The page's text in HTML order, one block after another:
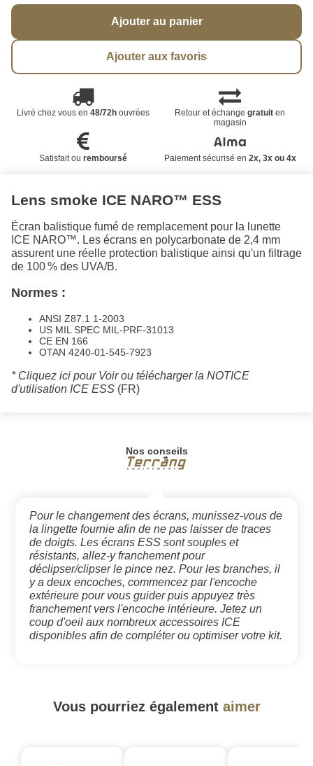
Ajouter au panier
Ajouter aux favoris
Livré chez vous en 48/72houvrées Retour et échangegratuit en
magasin
Satisfait ou remboursé Paiement sécurisé en 2x, 3x ou 4x
Lens smoke ICE NARO™ ESS
Écran balistique fumé de remplacement pour la lunette
ICE NARO™. Les écrans en polycarbonate de 2,4 mm
assurent une réelle protection balistique ainsi qu'un filtrage
de 100 % des UVA/B.
Normes :
ANSI Z87.1 1-2003
US MIL SPEC MIL-PRF-31013
CE EN 166
OTAN 4240-01-545-7923
* Cliquez ici pour Voir ou télécharger la NOTICE
d'utilisation ICE ESS (FR)
Nos conseils
Pour le changement des écrans, munissez-vous de
la lingette fournie afin de ne pas laisser de traces
de doigts. Les écrans ESS sont souples et
résistants, allez-y franchement pour
déclipser/clipser le pince nez. Pour les branches, il
y a deux encoches, commencez par l'encoche
extérieure pour vous guider puis appuyez très
franchement vers l'encoche intérieure. Jetez un
coup d'oeil aux nombreux accessoires ICE
disponibles afin de compléter ou optimiser votre kit.
Vous pourriez également aimer